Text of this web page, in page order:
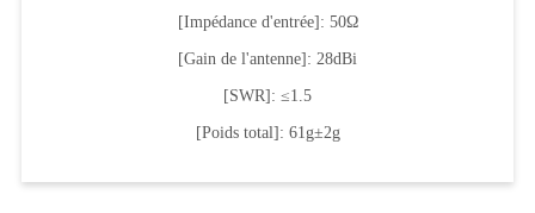
[Impédance d'entrée]: 50Ω
[Gain de l'antenne]: 28dBi
[SWR]: ≤1.5
[Poids total]: 61g±2g